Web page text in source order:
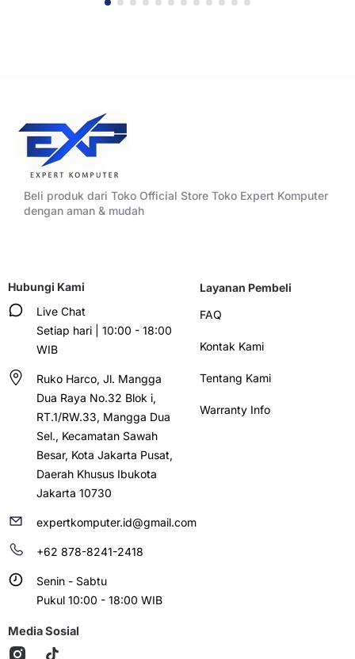
Beli produk dari Toko Official Store Toko Expert Komputer
dengan aman & mudah
Hubungi Kami
Live Chat
Setiap hari | 10:00 - 18:00
WIB
Ruko Harco, Jl. Mangga
Dua Raya No.32 Blok i,
RT.1/RW.33, Mangga Dua
Sel., Kecamatan Sawah
Besar, Kota Jakarta Pusat,
Daerah Khusus Ibukota
Jakarta 10730
expertkomputer.id@gmail.com
+62 878-8241-2418
Senin - Sabtu
Pukul 10:00 - 18:00 WIB
Layanan Pembeli
FAQ
Kontak Kami
Tentang Kami
Warranty Info
Media Sosial